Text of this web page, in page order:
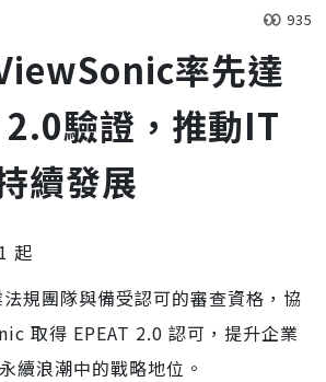
935
率先達
2.0驗證，推動IT
續發展
起
規團隊與備受認可的審查資格，協
取得 EPEAT 2.0 認可，提升企業
續浪潮中的戰略地位。